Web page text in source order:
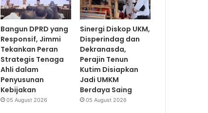
Bangun DPRD yang
Responsif, Jimmi
Tekankan Peran
Strategis Tenaga
Ahli dalam
Penyusunan
Kebijakan
05 August 2026
Sinergi Diskop UKM,
Disperindag dan
Dekranasda,
Perajin Tenun
Kutim Disiapkan
Jadi UMKM
Berdaya Saing
05 August 2026